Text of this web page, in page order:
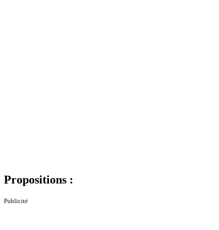
Propositions :
Publicité